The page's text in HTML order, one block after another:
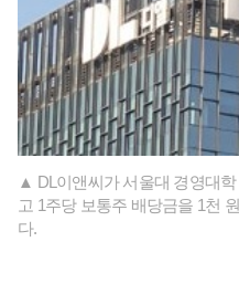
▲ DL이앤씨가 서울대 경영대
고 1주당 보통주 배당금을 1천
다.